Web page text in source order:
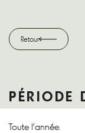
Retour
PÉRIODE
Toute l'année.